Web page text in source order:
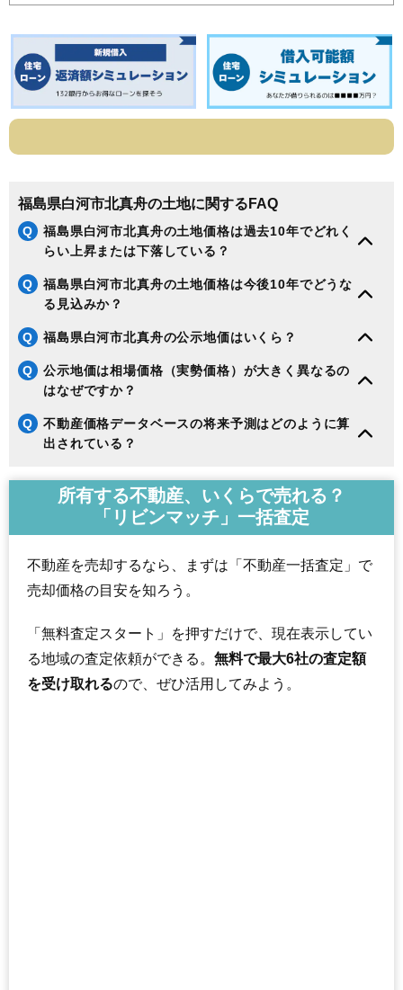
福島県白河市北真舟の土地に関するFAQ
Q
福島県白河市北真舟の土地価格は過去10年でどれく
らい上昇または下落している？
Q
福島県白河市北真舟の土地価格は今後10年でどうな
る見込みか？
Q 福島県白河市北真舟の公示地価はいくら？
Q
公示地価は相場価格（実勢価格）が大きく異なるの
はなぜですか？
Q
不動産価格データベースの将来予測はどのように算
出されている？
所有する不動産、いくらで売れる？
「リビンマッチ」一括査定
不動産を売却するなら、まずは「不動産一括査定」で
売却価格の目安を知ろう。
「無料査定スタート」を押すだけで、現在表示してい
る地域の査定依頼ができる。 無料で最大6社の査定額
を受け取れるので、ぜひ活用してみよう。